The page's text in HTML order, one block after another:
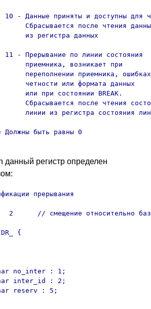
10 - Данные приняты и доступны для
Сбрасывается после чтения
из регистра данных
11 - Прерывание по линии состояния
приемника, возникает при
переполнении приемника, ошибках
четности или формата данных
или при состоянии BREAK.
Сбрасывается после чтения
линии из регистра состояния
данный регистр определен
прерывания
2      // смещение относительно
{
no_inter : 1;
inter_id : 2;
reserv : 5;